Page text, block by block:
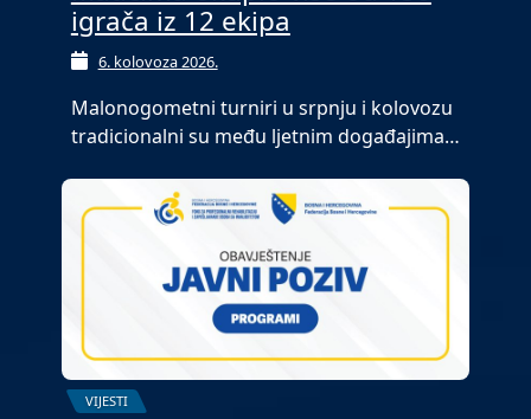
igrača iz 12 ekipa
6. kolovoza 2026.
Malonogometni turniri u srpnju i kolovozu
tradicionalni su među ljetnim događajima…
VIJESTI